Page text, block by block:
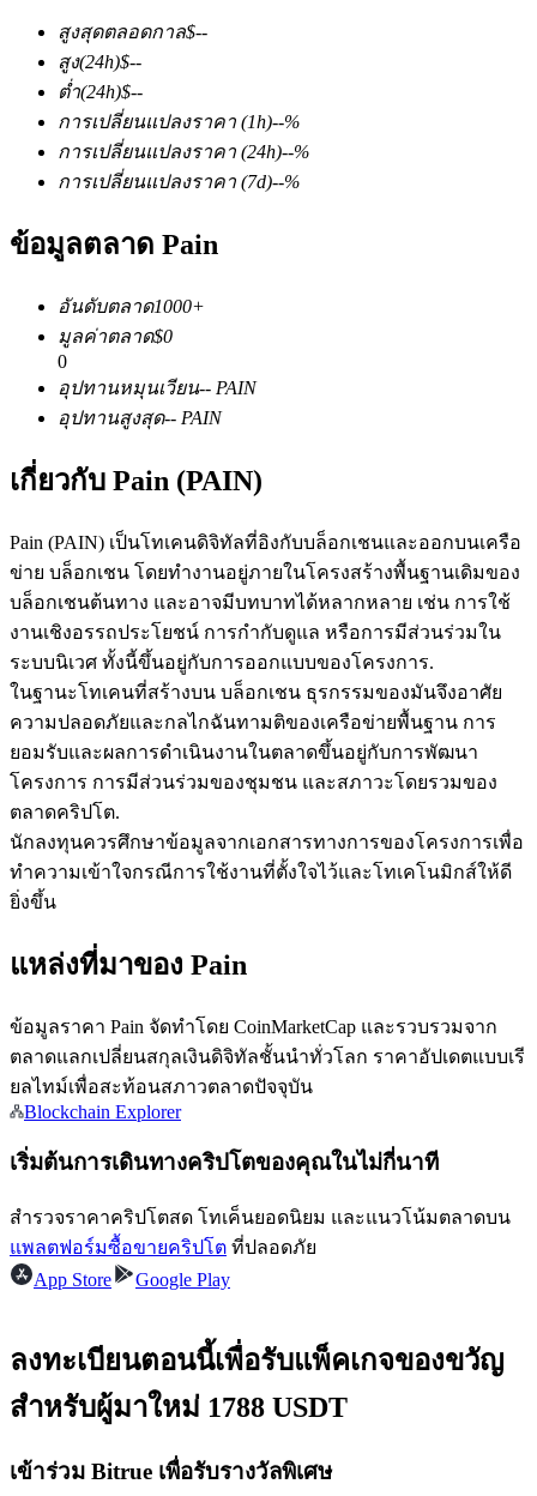
ฟิวเจอร์ส COIN-M
ฟิวเจอร์สสกุลเงินดิจิทัล
อนุพันธ์ของหุ้น ฟอเร็กซ์ โลหะมีค่า และสินค้าโภคภัณฑ์
ฟิวเจอร์ส USDC
ฟิวเจอร์สที่ใช้ USDC เป็นหลักประกัน
คัดลอกการซื้อขาย
เข้าร่วมกับเทรดเดอร์ชั้นนำ
เป็นเทรดเดอร์คัดลอก
เพลิดเพลินกับการแบ่งปันผลกำไรและค่าคอมมิชชั่นการคัด
การวิเคราะห์ข้อมูลขนาดใหญ่ รวมถึงข้อมูลการค้า ฯลฯ
สูงสุดตลอดกาล$--
สูง(24h)$--
ต่ำ(24h)$--
การเปลี่ยนแปลงราคา (1h)--%
การเปลี่ยนแปลงราคา (24h)--%
การเปลี่ยนแปลงราคา (7d)--%
ข้อมูลตลาด Pain
อันดับตลาด1000+
มูลค่าตลาด$0
0
อุปทานหมุนเวียน-- PAIN
อุปทานสูงสุด-- PAIN
เกี่ยวกับ Pain (PAIN)
Pain (PAIN) เป็นโทเคนดิจิทัลที่อิงกับบล็อกเชนและออกบนเครือ
ข่าย บล็อกเชน โดยทำงานอยู่ภายในโครงสร้างพื้นฐานเดิมของ
บล็อกเชนต้นทาง และอาจมีบทบาทได้หลากหลาย เช่น การใช้
งานเชิงอรรถประโยชน์ การกำกับดูแล หรือการมีส่วนร่วมใน
ระบบนิเวศ ทั้งนี้ขึ้นอยู่กับการออกแบบของโครงการ.
ในฐานะโทเคนที่สร้างบน บล็อกเชน ธุรกรรมของมันจึงอาศัย
ความปลอดภัยและกลไกฉันทามติของเครือข่ายพื้นฐาน การ
ยอมรับและผลการดำเนินงานในตลาดขึ้นอยู่กับการพัฒนา
โครงการ การมีส่วนร่วมของชุมชน และสภาวะโดยรวมของ
ตลาดคริปโต.
นักลงทุนควรศึกษาข้อมูลจากเอกสารทางการของโครงการเพื่อ
ทำความเข้าใจกรณีการใช้งานที่ตั้งใจไว้และโทเคโนมิกส์ให้ดี
ยิ่งขึ้น
แหล่งที่มาของ Pain
ข้อมูลราคา Pain จัดทำโดย CoinMarketCap และรวบรวมจาก
ตลาดแลกเปลี่ยนสกุลเงินดิจิทัลชั้นนำทั่วโลก ราคาอัปเดตแบบเรี
ยลไทม์เพื่อสะท้อนสภาวตลาดปัจจุบัน
Blockchain Explorer
เริ่มต้นการเดินทางคริปโตของคุณในไม่กี่นาที
สำรวจราคาคริปโตสด โทเค็นยอดนิยม และแนวโน้มตลาดบน
แพลตฟอร์มซื้อขายคริปโต ที่ปลอดภัย
App Store
Google Play
ลงทะเบียนตอนนี้เพื่อรับแพ็คเกจของขวัญ
สำหรับผู้มาใหม่ 1788 USDT
เข้าร่วม Bitrue เพื่อรับรางวัลพิเศษ